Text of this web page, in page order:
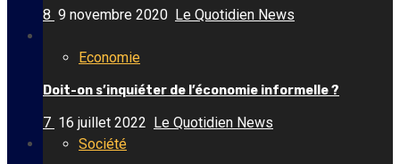
8 9 novembre 2020 Le Quotidien News
Economie
Doit-on s’inquiéter de l’économie informelle ?
7 16 juillet 2022 Le Quotidien News
Société